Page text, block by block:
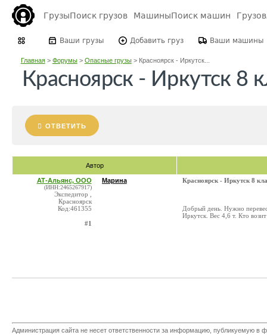
ГрузыПоиск грузов МашиныПоиск машин
Ваши грузы Добавить груз Ваши машины
Главная> Форумы> Опасные грузы> Красноярск - Иркутск...
Красноярск - Иркутск 8
ОТВЕТИТЬ
Автор
АТ-Альянс, ООО
(ИНН:2465267917)
Экспедитор ,
Красноярск
Код:461355
#1
Марина Красноярск - Иркутск 8
Добрый день. Нужно
Иркутск. Вес 4,6 т. Кто
Администрация сайта не несет ответственности за информацию, публикуемую